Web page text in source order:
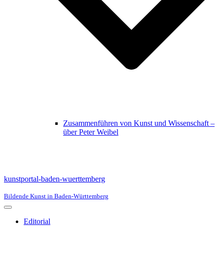
Zusammenführen von Kunst und Wissenschaft –
über Peter Weibel
kunstportal-baden-wuerttemberg
Bildende Kunst in Baden-Württemberg
Navigationsmenü
Editorial